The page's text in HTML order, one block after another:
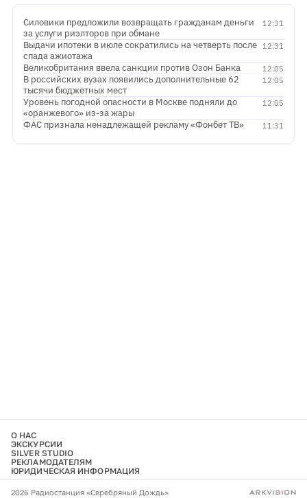
12:31
Силовики предложили возвращать гражданам деньги
за услуги риэлторов при обмане
12:31
Выдачи ипотеки в июле сократились на четверть после
спада ажиотажа
12:05
Великобритания ввела санкции против Озон Банка
12:05
В российских вузах появились дополнительные 62
тысячи бюджетных мест
12:05
Уровень погодной опасности в Москве подняли до
«оранжевого» из-за жары
11:31
ФАС признала ненадлежащей рекламу «Фонбет ТВ»
О НАС
ЭКСКУРСИИ
SILVER STUDIO
РЕКЛАМОДАТЕЛЯМ
ЮРИДИЧЕСКАЯ ИНФОРМАЦИЯ
2026 Радиостанция «Серебряный Дождь»